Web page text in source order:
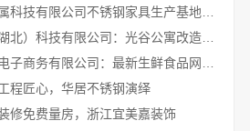
同城快装（湖北）科技有限公司：光谷公寓改造极简风科技家装
程匠心，华居不锈钢演绎
修免费量房，浙江宜美嘉装饰